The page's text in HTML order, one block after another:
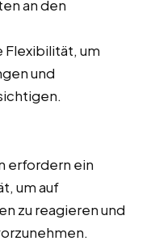
an den
Flexibilität, um
und
erfordern ein
um auf
zu reagieren und